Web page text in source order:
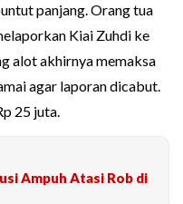
panjang. Orang tua
Kiai Zuhdi ke
alot akhirnya memaksa
agar laporan dicabut.
25 juta.
Ampuh Atasi Rob di